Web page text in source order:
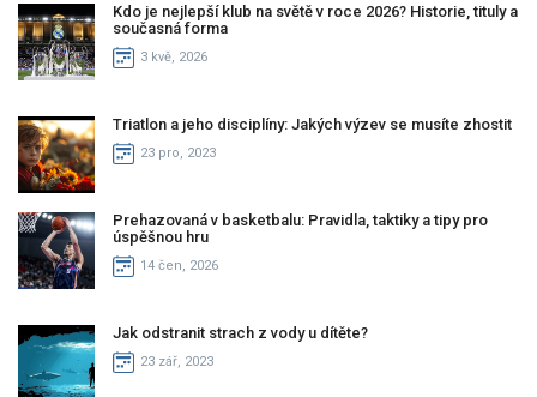
Kdo je nejlepší klub na světě v roce 2026? Historie, tituly a
současná forma
3 kvě, 2026
Triatlon a jeho disciplíny: Jakých výzev se musíte zhostit
23 pro, 2023
Prehazovaná v basketbalu: Pravidla, taktiky a tipy pro
úspěšnou hru
14 čen, 2026
Jak odstranit strach z vody u dítěte?
23 zář, 2023